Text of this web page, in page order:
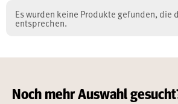
Es wurden keine Produkte gefunden, die
entsprechen.
Noch mehr Auswahl